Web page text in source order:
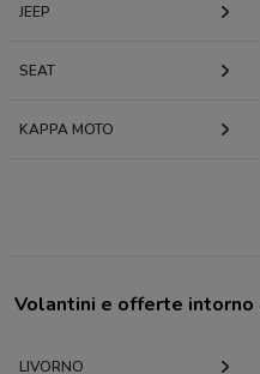
JEEP
SEAT
KAPPA MOTO
Volantini e offerte intorno
LIVORNO